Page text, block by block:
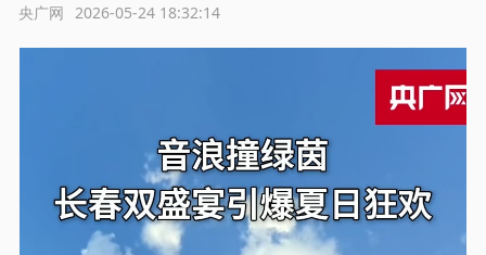
2026-05-24 18:32:14
央广网